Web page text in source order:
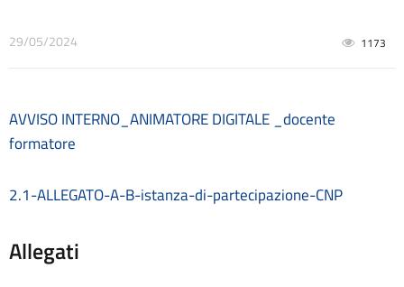
Contrattazione integrativa
Dirigente Scolastico
Dirigenza
Dotazione organica
Galleria
29/05/2024 1173
AVVISO INTERNO_ANIMATORE DIGITALE _docente
formatore
2.1-ALLEGATO-A-B-istanza-di-partecipazione-CNP
Allegati